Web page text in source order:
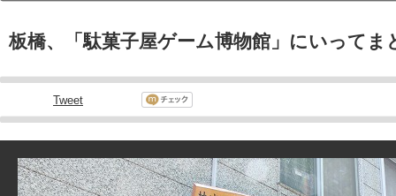
板橋、「駄菓子屋ゲーム博物館」にいってま
Tweet